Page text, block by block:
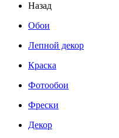
Назад
Обои
Лепной декор
Краска
Фотообои
Фрески
Декор